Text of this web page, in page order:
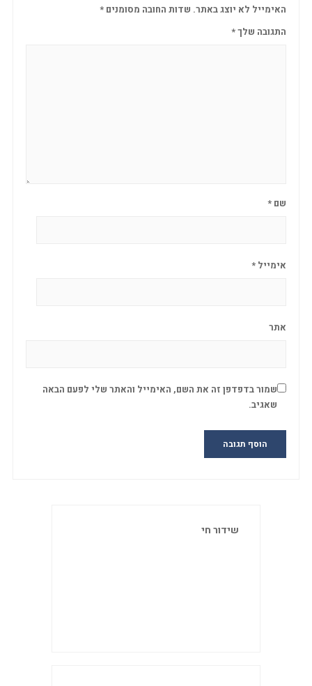
האימייל לא יוצג באתר. שדות החובה מסומנים *
התגובה שלך*
שם *
אימייל *
אתר
שמור בדפדפן זה את השם, האימייל והאתר שלי לפעם הבאה
שאגיב.
שידור חי